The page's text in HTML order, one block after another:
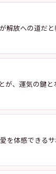
解放への道だと
が、運気の鍵と
を体感できる